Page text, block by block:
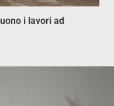
i lavori ad